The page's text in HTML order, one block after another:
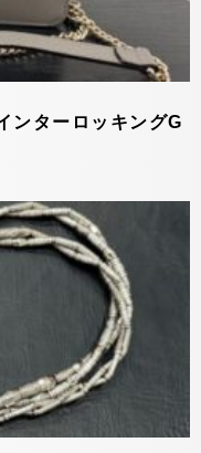
ンターロッキングG